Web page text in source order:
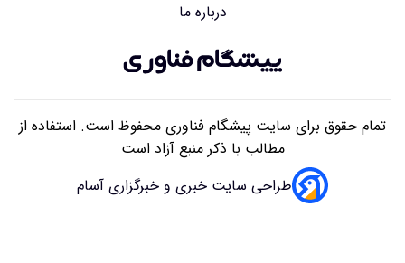
ایرانی‌ها چقدر از هوش مصنوعی استفاده می‌کنند؟
درباره ما
تمام حقوق برای سایت پیشگام فناوری محفوظ است. استفاده از
مطالب با ذکر منبع آزاد است
طراحی سایت خبری و خبرگزاری آسام